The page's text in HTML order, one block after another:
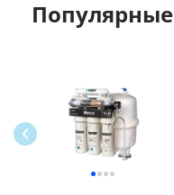
Популярные